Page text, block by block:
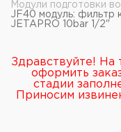
Модули подготовки
JF40 модуль: фильтр
JETAPRO 10bar 1/2"
Здравствуйте!
оформить
стадии
Приносим